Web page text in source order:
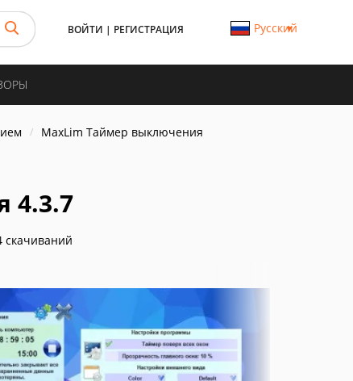
ВОЙТИ | РЕГИСТРАЦИЯ Русский
MaxLim Таймер выключения
4.3.7
скачиваний